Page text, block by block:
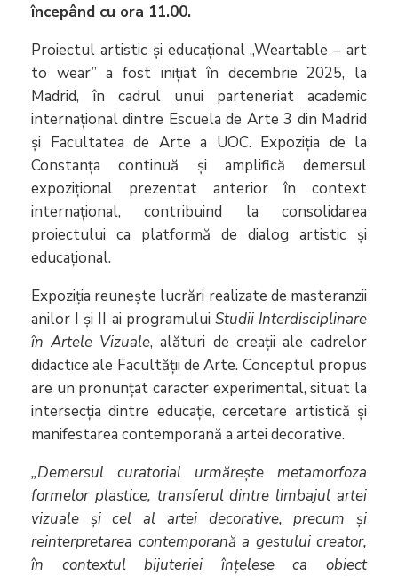
începând cu ora 11.00.
Proiectul artistic și educațional „Weartable – art
to wear” a fost inițiat în decembrie 2025, la
Madrid, în cadrul unui parteneriat academic
internațional dintre Escuela de Arte 3 din Madrid
și Facultatea de Arte a UOC. Expoziția de la
Constanța continuă și amplifică demersul
expozițional prezentat anterior în context
internațional, contribuind la consolidarea
proiectului ca platformă de dialog artistic și
educațional.
Expoziția reunește lucrări realizate de masteranzii
anilor I și II ai programului Studii Interdisciplinare
în Artele Vizuale, alături de creații ale cadrelor
didactice ale Facultății de Arte. Conceptul propus
are un pronunțat caracter experimental, situat la
intersecția dintre educație, cercetare artistică și
manifestarea contemporană a artei decorative.
„Demersul curatorial urmărește metamorfoza
formelor plastice, transferul dintre limbajul artei
vizuale și cel al artei decorative, precum și
reinterpretarea contemporană a gestului creator,
în contextul bijuteriei înțelese ca obiect